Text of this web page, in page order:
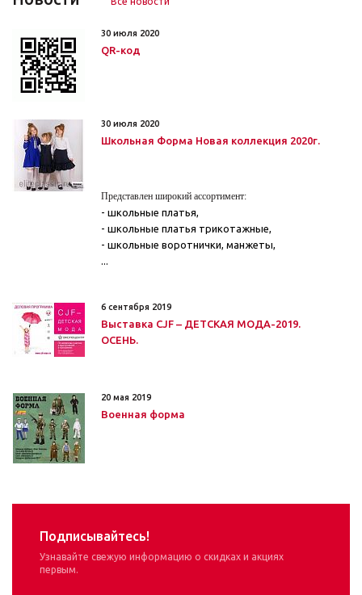
30 июля 2020
QR-код
30 июля 2020
Школьная Форма Новая коллекция 2020г.
Представлен широкий ассортимент:
- школьные платья,
- школьные платья трикотажные,
- школьные воротнички, манжеты,
...
6 сентября 2019
Выставка CJF – ДЕТСКАЯ МОДА-2019.
ОСЕНЬ.
20 мая 2019
Военная форма
Подписывайтесь!
Узнавайте свежую информацию о скидках и акциях
первым.